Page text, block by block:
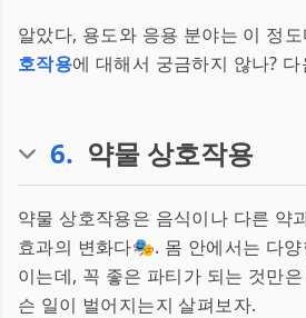
알았다, 용도와 응용 분야는 이 정
호작용에 대해서 궁금하지 않나?
6. 약물 상호작용
약물 상호작용은 음식이나 다른 약
효과의 변화다🎭. 몸 안에서는 다
이는데, 꼭 좋은 파티가 되는 것만
슨 일이 벌어지는지 살펴보자.